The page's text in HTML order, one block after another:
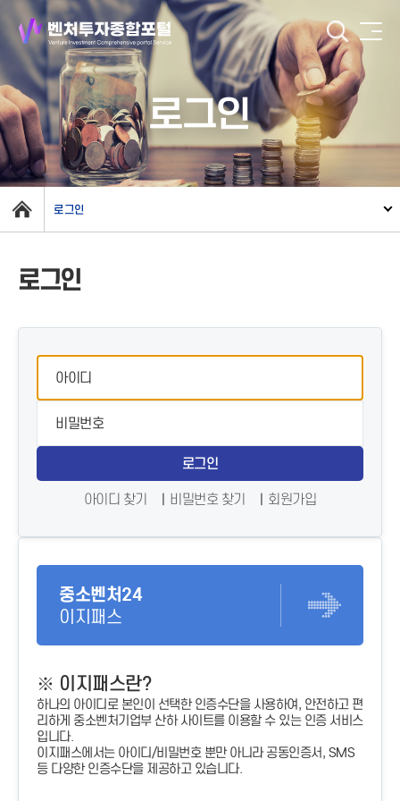
로그인
로그인
로그인
로그인
아이디 찾기 비밀번호 찾기 회원가입
중소벤처24
이지패스
※ 이지패스란?
하나의 아이디로 본인이 선택한 인증수단을 사용하여, 안전하고 편
리하게 중소벤처기업부 산하 사이트를 이용할 수 있는 인증 서비스
입니다.
이지패스에서는 아이디/비밀번호 뿐만 아니라 공동인증서, SMS
등 다양한 인증수단을 제공하고 있습니다.